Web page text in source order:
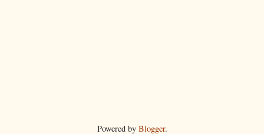
Powered by Blogger.